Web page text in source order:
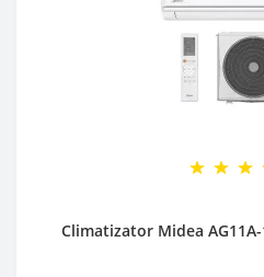
Climatizator Midea AG11A-